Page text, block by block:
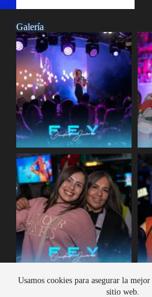
Usamos cookies para asegurar la
sitio web.
Galería